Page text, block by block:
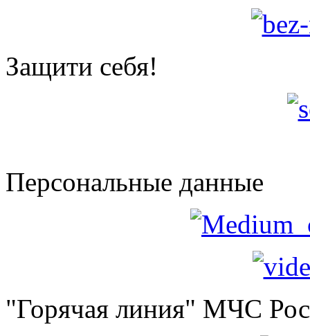
Защити себя!
Персональные данные
"Горячая линия" МЧС